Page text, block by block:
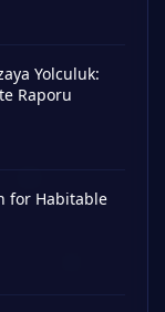
Yolculuk:
Raporu
for Habitable